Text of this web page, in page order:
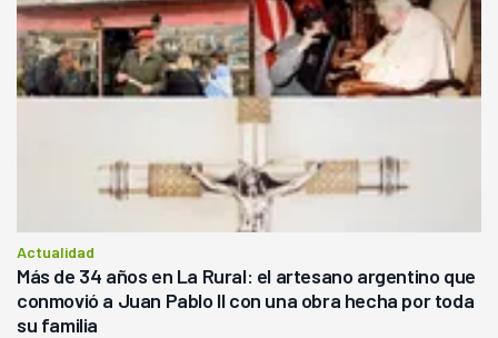
Actualidad
Más de 34 años en La Rural: el artesano argentino que
conmovió a Juan Pablo II con una obra hecha por toda
su familia